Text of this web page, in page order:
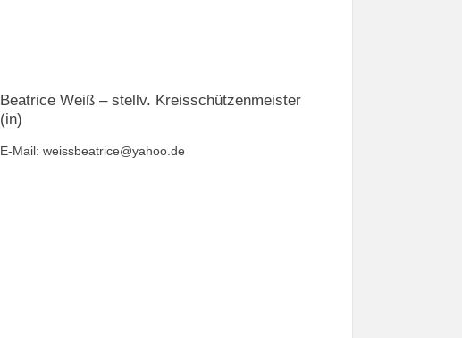
Beatrice Weiß – stellv. Kreisschützenmeister
(in)
E-Mail: weissbeatrice@yahoo.de